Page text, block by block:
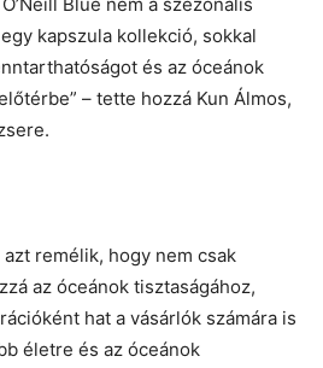
kapszula kollekció, sokkal
és az óceánok
– tette hozzá Kun Álmos,
remélik, hogy nem csak
az óceánok tisztaságához,
hat a vásárlók számára is
életre és az óceánok